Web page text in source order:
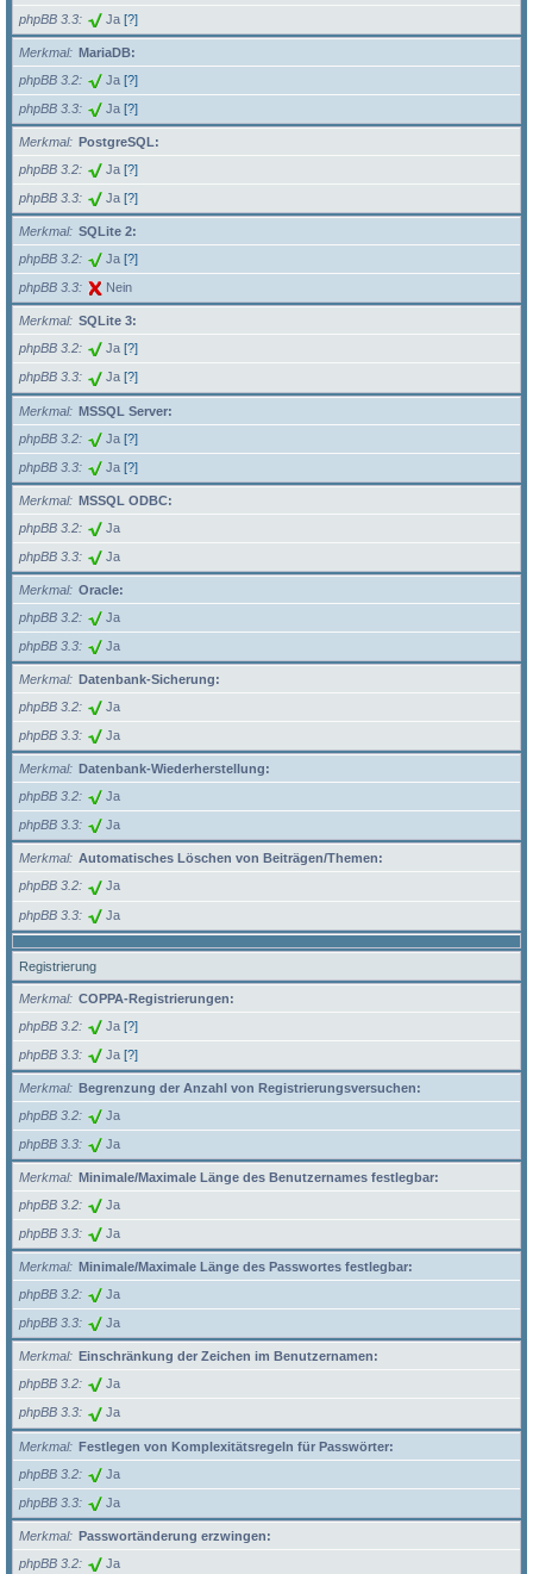
phpBB 3.3 Ja [?]
Merkmal
MariaDB:
phpBB 3.2
Ja [?]
phpBB 3.3 Ja [?]
Merkmal
PostgreSQL:
phpBB 3.2
Ja [?]
phpBB 3.3 Ja [?]
Merkmal
SQLite 2:
phpBB 3.2
Ja [?]
phpBB 3.3 Nein
Merkmal
SQLite 3:
phpBB 3.2
Ja [?]
phpBB 3.3 Ja [?]
Merkmal
MSSQL Server:
phpBB 3.2
Ja [?]
phpBB 3.3 Ja [?]
Merkmal
MSSQL ODBC:
phpBB 3.2
Ja
phpBB 3.3 Ja
Merkmal
Oracle:
phpBB 3.2
Ja
phpBB 3.3 Ja
Merkmal
Datenbank-Sicherung:
phpBB 3.2
Ja
phpBB 3.3 Ja
Merkmal
Datenbank-Wiederherstellung:
phpBB 3.2
Ja
phpBB 3.3 Ja
Merkmal
Automatisches Löschen von Beiträgen/Themen:
phpBB 3.2
Ja
phpBB 3.3 Ja
Registrierung
Merkmal
COPPA-Registrierungen:
phpBB 3.2
Ja [?]
phpBB 3.3 Ja [?]
Merkmal
Begrenzung der Anzahl von Registrierungsversuchen:
phpBB 3.2
Ja
phpBB 3.3 Ja
Merkmal
Minimale/Maximale Länge des Benutzernames festlegbar:
phpBB 3.2
Ja
phpBB 3.3 Ja
Merkmal
Minimale/Maximale Länge des Passwortes festlegbar:
phpBB 3.2
Ja
phpBB 3.3 Ja
Merkmal
Einschränkung der Zeichen im Benutzernamen:
phpBB 3.2
Ja
phpBB 3.3 Ja
Merkmal
Festlegen von Komplexitätsregeln für Passwörter:
phpBB 3.2
Ja
phpBB 3.3 Ja
Merkmal
Passwortänderung erzwingen:
phpBB 3.2
Ja